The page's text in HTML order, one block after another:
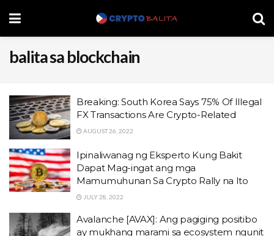
balita sa blockchain
Breaking: South Korea Says 75% Of Illegal
FX Transactions Are Crypto-Related
AUGUST 26, 2022
Ipinaliwanag ng Eksperto Kung Bakit
Dapat Mag-ingat ang mga
Mamumuhunan Sa Crypto Rally na Ito
JULY 28, 2022
Avalanche [AVAX]: Ang pagiging positibo
ay mukhang marami sa ecosystem ngunit